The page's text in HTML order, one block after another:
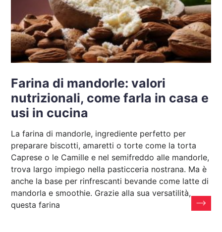
Farina di mandorle: valori
nutrizionali, come farla in casa e
usi in cucina
La farina di mandorle, ingrediente perfetto per
preparare biscotti, amaretti o torte come la torta
Caprese o le Camille e nel semifreddo alle mandorle,
trova largo impiego nella pasticceria nostrana. Ma è
anche la base per rinfrescanti bevande come latte di
mandorla e smoothie. Grazie alla sua versatilità,
questa farina